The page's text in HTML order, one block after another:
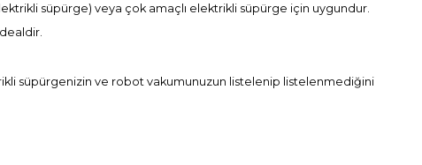
süpürge) veya çok amaçlı elektrikli süpürge için uygundur.
süpürgenizin ve robot vakumunuzun listelenip listelenmediğini